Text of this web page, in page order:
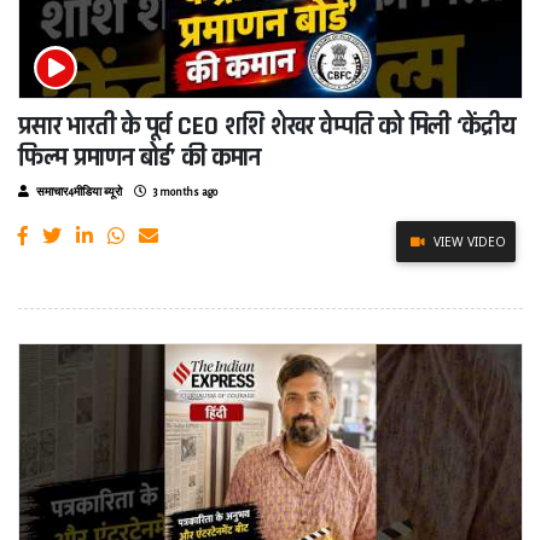
प्रसार भारती के पूर्व CEO शशि शेखर वेम्पति को मिली ‘केंद्रीय
फिल्म प्रमाणन बोर्ड’ की कमान
समाचार4मीडिया ब्यूरो 3 months ago
VIEW VIDEO